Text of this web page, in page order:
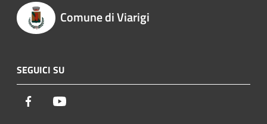
Comune di Viarigi
SEGUICI SU
Facebook